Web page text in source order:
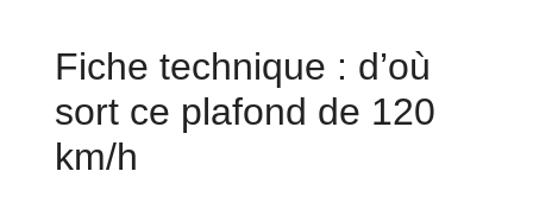
Fiche technique : d’où
sort ce plafond de 120
km/h